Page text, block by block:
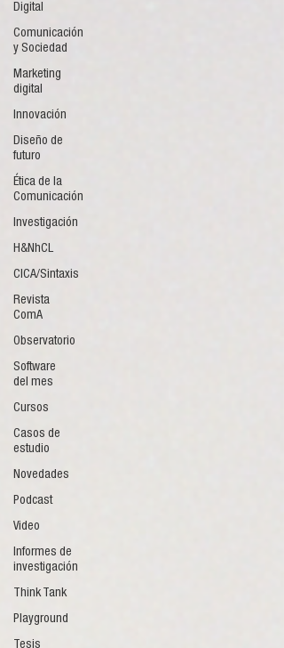
Digital
Comunicación
y Sociedad
Marketing
digital
Innovación
Diseño de
futuro
Ética de la
Comunicación
Investigación
H&NhCL
CICA/Sintaxis
Revista
ComA
Observatorio
Software
del mes
Cursos
Casos de
estudio
Novedades
Podcast
Video
Informes de
investigación
Think Tank
Playground
Tesis